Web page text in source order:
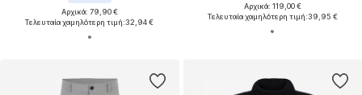
Αρχικά: 79,90 €
Τελευταία χαμηλότερη τιμή:32,94 €
Αρχικά: 119,00 €
Τελευταία χαμηλότερη τιμή:39,95 €